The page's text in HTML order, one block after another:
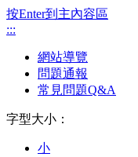
按Enter到主內容區
:::
網站導覽
問題通報
常見問題Q&A
字型大小：
小